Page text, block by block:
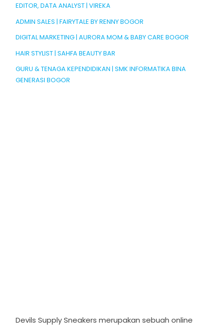
EDITOR, DATA ANALYST | VIREKA
ADMIN SALES | FAIRYTALE BY RENNY BOGOR
DIGITAL MARKETING | AURORA MOM & BABY CARE BOGOR
HAIR STYLIST | SAHFA BEAUTY BAR
GURU & TENAGA KEPENDIDIKAN | SMK INFORMATIKA BINA
GENERASI BOGOR
Devils Supply Sneakers merupakan sebuah online